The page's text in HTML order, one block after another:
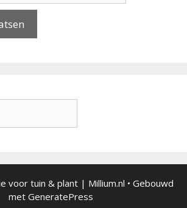
voor tuin & plant | Millium.nl • Gebouwd
met GeneratePress